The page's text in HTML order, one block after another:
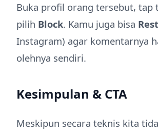
Buka profil orang tersebut, tap
pilih Block. Kamu juga bisa
Instagram) agar komentarnya
olehnya sendiri.
Kesimpulan & CTA
Meskipun secara teknis kita